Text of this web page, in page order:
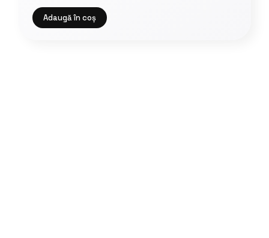
Adaugă în coș